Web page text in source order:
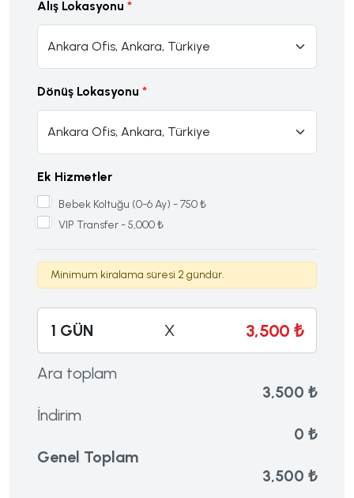
Alış Lokasyonu
Dönüş Lokasyonu
Ek Hizmetler
Bebek Koltuğu (0-6 Ay) - 750 ₺
VIP Transfer - 5,000 ₺
Minimum kiralama süresi 2 gündür.
1 GÜN X 3,500 ₺
Ara toplam
3,500 ₺
İndirim
0 ₺
Genel Toplam
3,500 ₺